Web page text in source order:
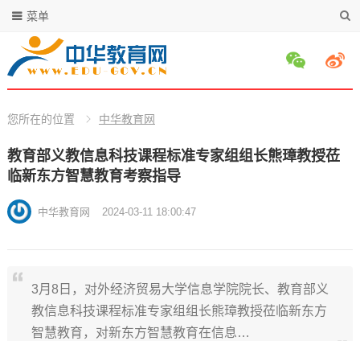
菜单
您所在的位置 中华教育网
教育部义教信息科技课程标准专家组组长熊璋教授莅
临新东方智慧教育考察指导
中华教育网 2024-03-11 18:00:47
3月8日，对外经济贸易大学信息学院院长、教育部义
教信息科技课程标准专家组组长熊璋教授莅临新东方
智慧教育，对新东方智慧教育在信息…